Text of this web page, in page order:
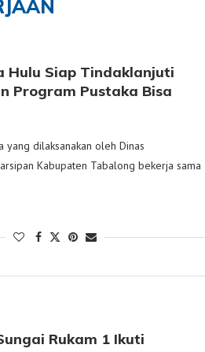
Hulu Siap Tindaklanjuti
Program Pustaka Bisa
yang dilaksanakan oleh Dinas
Kabupaten Tabalong bekerja sama
Rukam 1 Ikuti